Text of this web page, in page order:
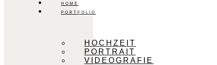
HOME
PORTFOLIO
HOCHZEIT
PORTRAIT
VIDEOGRAFIE